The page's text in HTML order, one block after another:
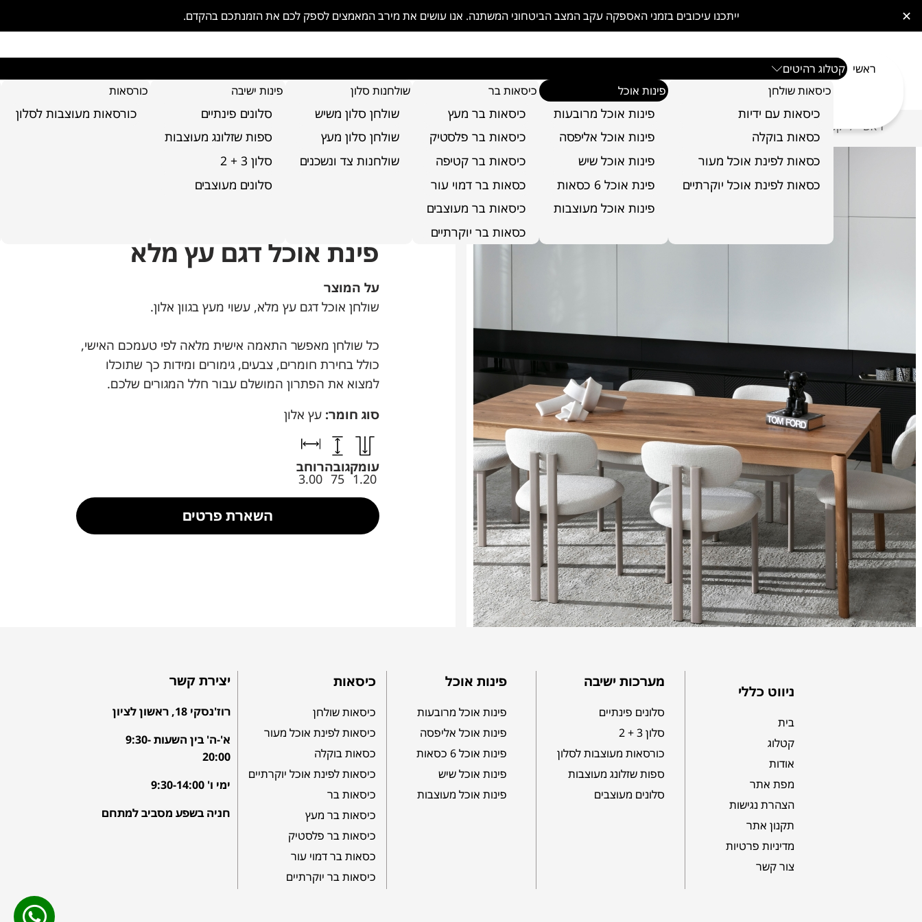
ייתכנו עיכובים בזמני האספקה עקב המצב הביטחוני המשתנה. אנו עושים את מירב המאמצים לספק לכם את הזמנתכם בהקדם. ✕
ראשי קטלוג רהיטים
כיסאות שולחן
כיסאות עם ידיות
כסאות בוקלה
כסאות לפינת אוכל מעור
כסאות לפינת אוכל יוקרתיים
פינות אוכל
פינות אוכל מרובעות
פינות אוכל אליפסה
פינות אוכל שיש
פינת אוכל 6 כסאות
פינות אוכל מעוצבות
כיסאות בר
כיסאות בר מעץ
כיסאות בר פלסטיק
כיסאות בר קטיפה
כסאות בר דמוי עור
כיסאות בר מעוצבים
כסאות בר יוקרתיים
שולחנות סלון
שולחן סלון משיש
שולחן סלון מעץ
שולחנות צד ונשכנים
פינות ישיבה
סלונים פינתיים
ספות שזלונג מעוצבות
סלון 3 + 2
סלונים מעוצבים
כורסאות
כורסאות מעוצבות לסלון
ראשי / קטלוג רהיטים
פינת אוכל דגם עץ מלא
על המוצר
שולחן אוכל דגם עץ מלא, עשוי מעץ בגוון אלון.
כל שולחן מאפשר התאמה אישית מלאה לפי טעמכם האישי,
כולל בחירת חומרים, צבעים, גימורים ומידות כך שתוכלו
למצוא את הפתרון המושלם עבור חלל המגורים שלכם.
סוג חומר: עץ אלון
עומק
1.20
גובה
75
רוחב
3.00
השארת פרטים
ניווט כללי
בית
קטלוג
אודות
מפת אתר
הצהרת נגישות
תקנון אתר
מדיניות פרטיות
צור קשר
מערכות ישיבה
סלונים פינתיים
סלון 3 + 2
כורסאות מעוצבות לסלון
ספות שזלונג מעוצבות
סלונים מעוצבים
פינות אוכל
פינות אוכל מרובעות
פינות אוכל אליפסה
פינות אוכל 6 כסאות
פינות אוכל שיש
פינות אוכל מעוצבות
כיסאות
כיסאות שולחן
כיסאות לפינת אוכל מעור
כסאות בוקלה
כיסאות לפינת אוכל יוקרתיים
כיסאות בר
כיסאות בר מעץ
כיסאות בר פלסטיק
כסאות בר דמוי עור
כיסאות בר יוקרתיים
יצירת קשר
רוז'נסקי 18, ראשון לציון
א'-ה' בין השעות 9:30-
20:00
ימי ו' 9:30-14:00
חניה בשפע מסביב למתחם